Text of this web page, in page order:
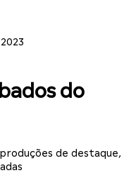
do
de destaque,